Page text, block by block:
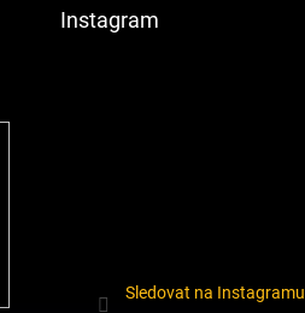
Instagram
Sledovat na Instagramu